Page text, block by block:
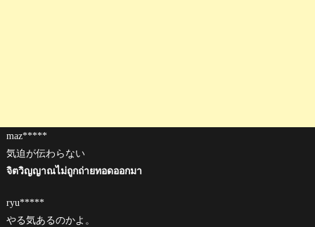
maz*****
気迫が伝わらない
จิตวิญญาณไม่ถูกถ่ายทอดออกมา
ryu*****
やる気あるのかよ。